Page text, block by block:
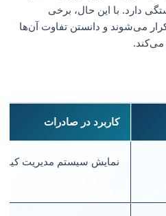
دارد. با این حال، برخی
می‌شوند و دانستن تفاوت آن‌ها
کاربرد در صادرات
نمایش سیستم مدیریت